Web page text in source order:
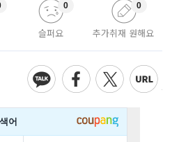
슬퍼요
0
추가취재 원해요
0